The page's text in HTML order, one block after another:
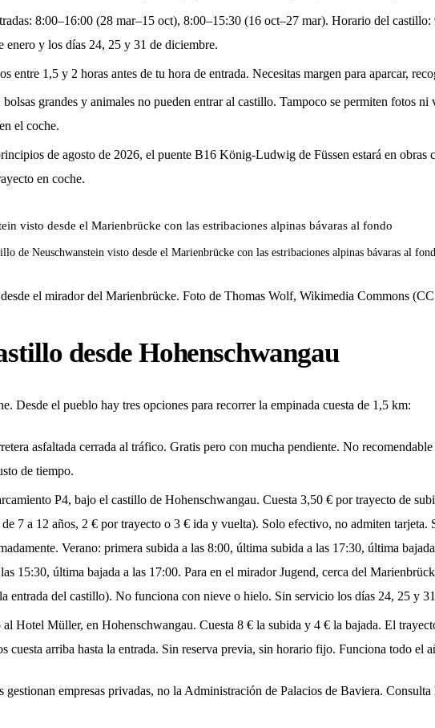
8:00–16:00 (28 mar–15 oct), 8:00–15:30 (16 oct–27 mar). Horario del
enero y los días 24, 25 y 31 de diciembre.
entre 1,5 y 2 horas antes de tu hora de entrada. Necesitas margen para aparcar,
grandes y animales no pueden entrar al castillo. Tampoco se permiten fotos
el coche.
de agosto de 2026, el puente B16 König-Ludwig de Füssen estará en obras
en coche.
de Neuschwanstein visto desde el Marienbrücke con las estribaciones alpinas bávaras al
el mirador del Marienbrücke. Foto de Thomas Wolf, Wikimedia Commons
desde Hohenschwangau
Desde el pueblo hay tres opciones para recorrer la empinada cuesta de 1,5 km:
asfaltada cerrada al tráfico. Gratis pero con mucha pendiente. No
de tiempo.
P4, bajo el castillo de Hohenschwangau. Cuesta 3,50 € por trayecto de
7 a 12 años, 2 € por trayecto o 3 € ida y vuelta). Solo efectivo, no admiten
Verano: primera subida a las 8:00, última subida a las 17:30, última
15:30, última bajada a las 17:00. Para en el mirador Jugend, cerca del
entrada del castillo). No funciona con nieve o hielo. Sin servicio los días 24, 25 y
al Hotel Müller, en Hohenschwangau. Cuesta 8 € la subida y 4 € la bajada. El
cuesta arriba hasta la entrada. Sin reserva previa, sin horario fijo. Funciona todo el
gestionan empresas privadas, no la Administración de Palacios de Baviera.